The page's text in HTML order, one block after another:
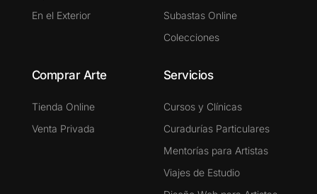
En el Exterior
Subastas Online
Colecciones
Comprar Arte
Tienda Online
Venta Privada
Servicios
Cursos y Clínicas
Curadurías Particulares
Mentorías para Artistas
Viajes de Estudio